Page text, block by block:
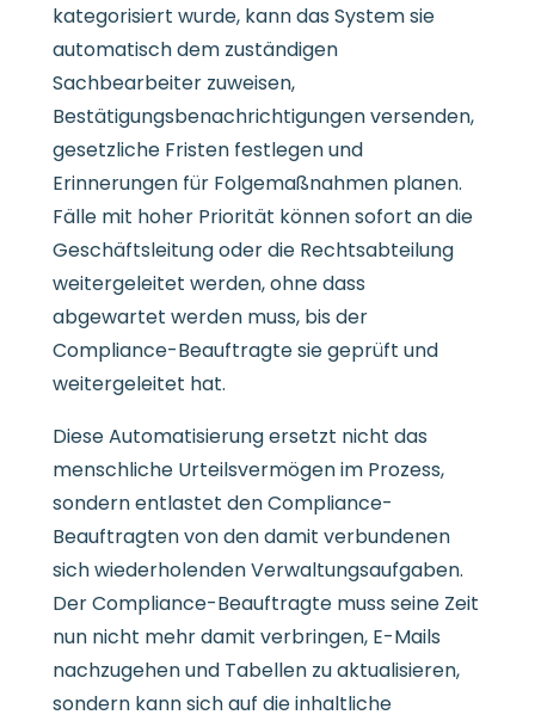
kategorisiert wurde, kann das System sie
automatisch dem zuständigen
Sachbearbeiter zuweisen,
Bestätigungsbenachrichtigungen versenden,
gesetzliche Fristen festlegen und
Erinnerungen für Folgemaßnahmen planen.
Fälle mit hoher Priorität können sofort an die
Geschäftsleitung oder die Rechtsabteilung
weitergeleitet werden, ohne dass
abgewartet werden muss, bis der
Compliance-Beauftragte sie geprüft und
weitergeleitet hat.
Diese Automatisierung ersetzt nicht das
menschliche Urteilsvermögen im Prozess,
sondern entlastet den Compliance-
Beauftragten von den damit verbundenen
sich wiederholenden Verwaltungsaufgaben.
Der Compliance-Beauftragte muss seine Zeit
nun nicht mehr damit verbringen, E-Mails
nachzugehen und Tabellen zu aktualisieren,
sondern kann sich auf die inhaltliche